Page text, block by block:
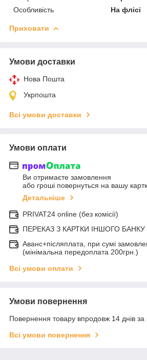
Особливість
На флісі
Приховати
Умови доставки
Нова Пошта
Укрпошта
Всі умови доставки
Умови оплати
Ви отримаєте замовлення
або гроші повернуться на вашу
Детальніше
PRIVAT24 online (без комісії)
ПЕРЕКАЗ З КАРТКИ ІНШОГО БАНКУ (
Аванс+післяплата, при сумі
(мінімальна передоплата 200грн.)
Всі умови оплати
Умови повернення
Повернення товару впродовж 14 днів за
Всі умови повернення